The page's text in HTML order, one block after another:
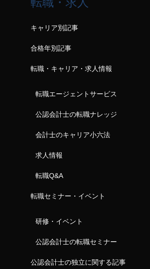
キャリア別記事
合格年別記事
転職・キャリア・求人情報
転職エージェントサービス
公認会計士の転職ナレッジ
会計士のキャリア小六法
求人情報
転職Q&A
転職セミナー・イベント
研修・イベント
公認会計士の転職セミナー
公認会計士の独立に関する記事